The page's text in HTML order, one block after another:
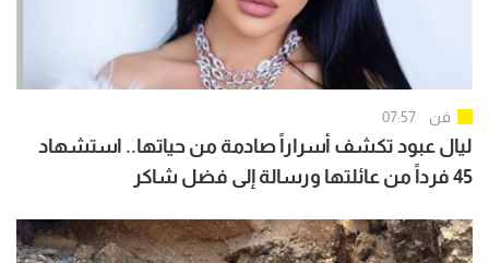
فن 07:57
ليال عبود تكشف أسراراً صادمة من حياتها.. استشهاد
45 فرداً من عائلتها ورسالة إلى فضل شاكر